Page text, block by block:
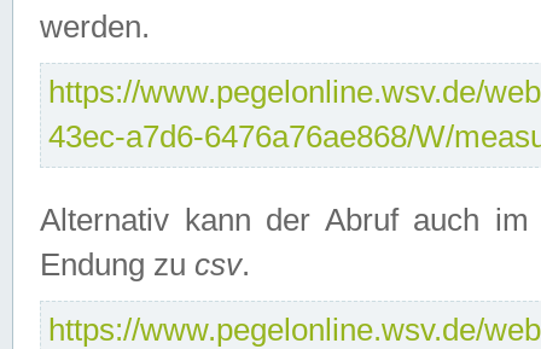
werden.
https://www.pegelonline.wsv.de/
43ec-a7d6-6476a76ae868/W/
Alternativ kann der Abruf auch
Endung zu csv.
https://www.pegelonline.wsv.de/